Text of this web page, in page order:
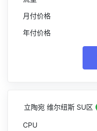
立陶宛 维尔纽斯 SU区